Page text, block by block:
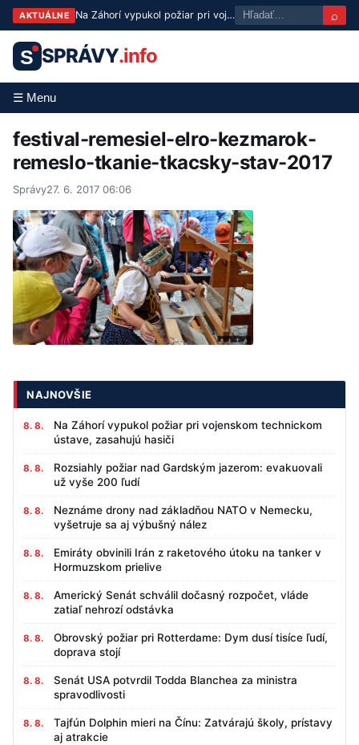
AKTUÁLNE Na Záhorí vypukol požiar pri vojenskom technickom ústave, zasahujú hasiči ⌕
S SPRÁVY.info
☰ Menu
festival-remesiel-elro-kezmarok-
remeslo-tkanie-tkacsky-stav-2017
Správy27. 6. 2017 06:06
NAJNOVŠIE
8. 8.
Na Záhorí vypukol požiar pri vojenskom technickom
ústave, zasahujú hasiči
8. 8.
Rozsiahly požiar nad Gardským jazerom: evakuovali
už vyše 200 ľudí
8. 8.
Neznáme drony nad základňou NATO v Nemecku,
vyšetruje sa aj výbušný nález
8. 8.
Emiráty obvinili Irán z raketového útoku na tanker v
Hormuzskom prielive
8. 8.
Americký Senát schválil dočasný rozpočet, vláde
zatiaľ nehrozí odstávka
8. 8.
Obrovský požiar pri Rotterdame: Dym dusí tisíce ľudí,
doprava stojí
8. 8.
Senát USA potvrdil Todda Blanchea za ministra
spravodlivosti
8. 8.
Tajfún Dolphin mieri na Čínu: Zatvárajú školy, prístavy
aj atrakcie